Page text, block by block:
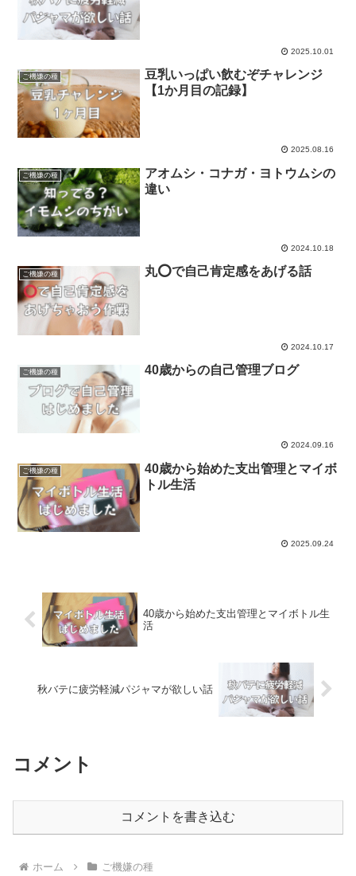
2025.10.01
ご機嫌の種
豆乳いっぱい飲むぞチャレンジ
【1か月目の記録】
2025.08.16
ご機嫌の種
アオムシ・コナガ・ヨトウムシの
違い
2024.10.18
ご機嫌の種 丸⭕️で自己肯定感をあげる話
2024.10.17
ご機嫌の種 40歳からの自己管理ブログ
2024.09.16
ご機嫌の種
40歳から始めた支出管理とマイボ
トル生活
2025.09.24
40歳から始めた支出管理とマイボトル生
活
秋バテに疲労軽減パジャマが欲しい話
コメント
コメントを書き込む
ホーム ご機嫌の種